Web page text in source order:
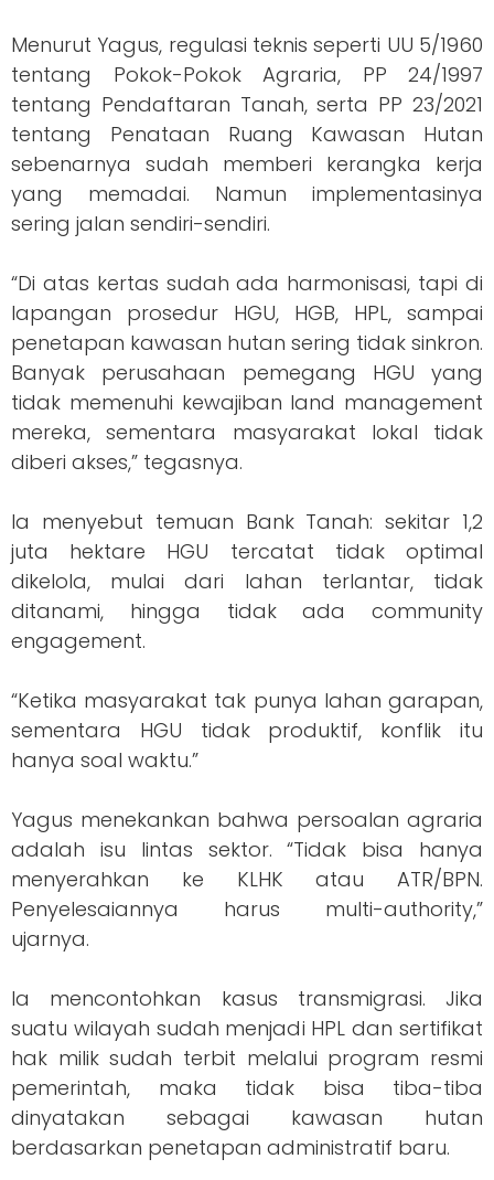
Menurut Yagus, regulasi teknis seperti UU 5/1960
tentang Pokok-Pokok Agraria, PP 24/1997
tentang Pendaftaran Tanah, serta PP 23/2021
tentang Penataan Ruang Kawasan Hutan
sebenarnya sudah memberi kerangka kerja
yang memadai. Namun implementasinya
sering jalan sendiri-sendiri.
“Di atas kertas sudah ada harmonisasi, tapi di
lapangan prosedur HGU, HGB, HPL, sampai
penetapan kawasan hutan sering tidak sinkron.
Banyak perusahaan pemegang HGU yang
tidak memenuhi kewajiban land management
mereka, sementara masyarakat lokal tidak
diberi akses,” tegasnya.
Ia menyebut temuan Bank Tanah: sekitar 1,2
juta hektare HGU tercatat tidak optimal
dikelola, mulai dari lahan terlantar, tidak
ditanami, hingga tidak ada community
engagement.
“Ketika masyarakat tak punya lahan garapan,
sementara HGU tidak produktif, konflik itu
hanya soal waktu.”
Yagus menekankan bahwa persoalan agraria
adalah isu lintas sektor. “Tidak bisa hanya
menyerahkan ke KLHK atau ATR/BPN.
Penyelesaiannya harus multi-authority,”
ujarnya.
Ia mencontohkan kasus transmigrasi. Jika
suatu wilayah sudah menjadi HPL dan sertifikat
hak milik sudah terbit melalui program resmi
pemerintah, maka tidak bisa tiba-tiba
dinyatakan sebagai kawasan hutan
berdasarkan penetapan administratif baru.